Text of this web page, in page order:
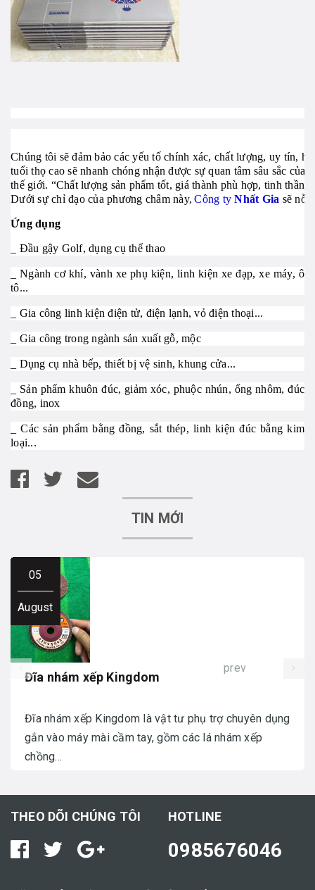
Chúng tôi sẽ đảm bảo các yếu tố chính xác, chất lượng, uy tín,
tuổi thọ cao sẽ nhanh chóng nhận được sự quan tâm sâu sắc
thế giới. “Chất lượng sản phẩm tốt, giá thành phù hợp, tinh thần
Dưới sự chỉ đạo của phương châm này, Công tyNhất Gia sẽ nỗ
Ứng dụng
_ Đầu gậy Golf, dụng cụ thể thao
_ Ngành cơ khí, vành xe phụ kiện, linh kiện xe đạp, xe máy, ô
tô...
_ Gia công linh kiện điện tử, điện lạnh, vỏ điện thoại...
_ Gia công trong ngành sản xuất gỗ, mộc
_ Dụng cụ nhà bếp, thiết bị vệ sinh, khung cửa...
_ Sản phẩm khuôn đúc, giảm xóc, phuộc nhún, ống nhôm, đúc
đồng, inox
_ Các sản phẩm bằng đồng, sắt thép, linh kiện đúc bằng kim
loại...
TIN MỚI
05
August
Đĩa nhám xếp Kingdom
Đĩa nhám xếp Kingdom là vật tư phụ trợ chuyên dụng
gắn vào máy mài cầm tay, gồm các lá nhám xếp
chồng...
prev
THEO DÕI CHÚNG TÔI HOTLINE
0985676046